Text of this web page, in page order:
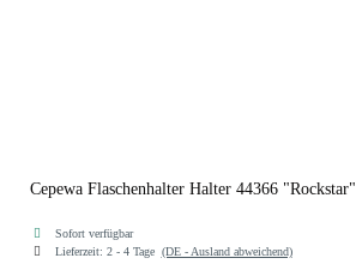
Cepewa Flaschenhalter Halter 44366 "Rockstar"
Sofort verfügbar
Lieferzeit: 2 - 4 Tage (DE - Ausland abweichend)